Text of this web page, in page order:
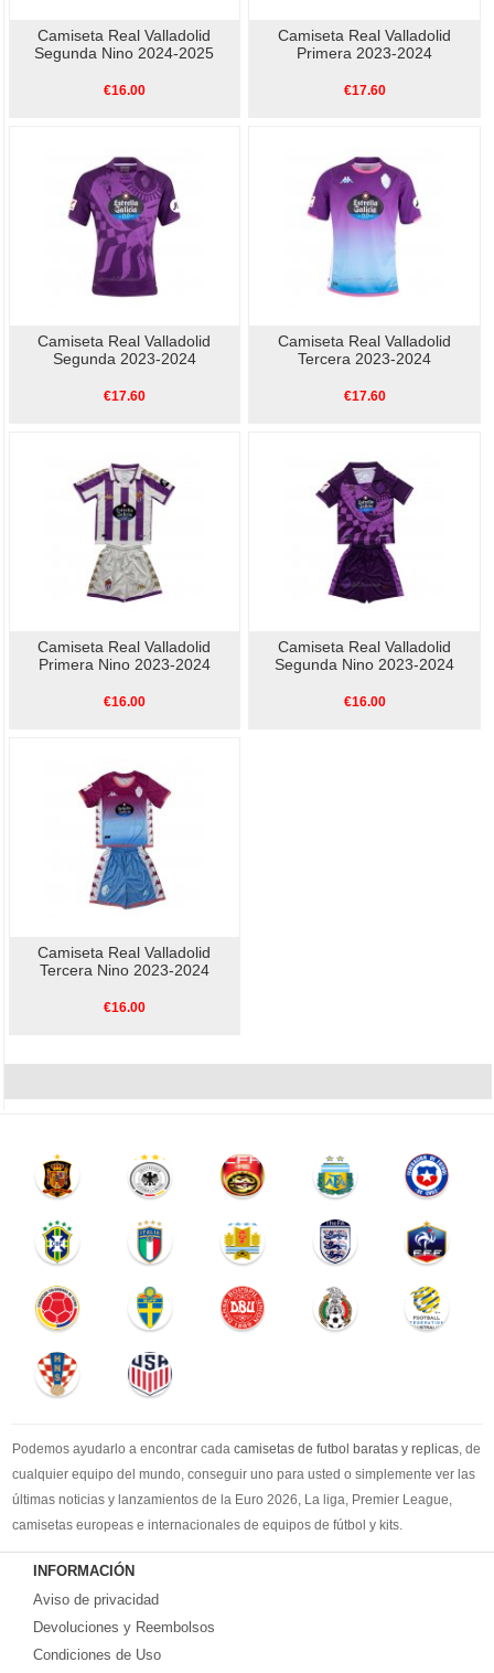
Camiseta Real Valladolid
Segunda Nino 2024-2025
€16.00
Camiseta Real Valladolid
Primera 2023-2024
€17.60
Camiseta Real Valladolid
Segunda 2023-2024
€17.60
Camiseta Real Valladolid
Tercera 2023-2024
€17.60
Camiseta Real Valladolid
Primera Nino 2023-2024
€16.00
Camiseta Real Valladolid
Segunda Nino 2023-2024
€16.00
Camiseta Real Valladolid
Tercera Nino 2023-2024
€16.00
Podemos ayudarlo a encontrar cada camisetas de futbol baratas y replicas, de
cualquier equipo del mundo, conseguir uno para usted o simplemente ver las
últimas noticias y lanzamientos de la Euro 2026, La liga, Premier League,
camisetas europeas e internacionales de equipos de fútbol y kits.
Comprecamisetas de futbol baratasen la tienda deportiva más grande de
Europa. ¡Grandes ofertas en todas las camisetas del club de fútbol, ​​kits
europeos e internacionales, todo a los precios más bajos!
Compre nuestra gran selección de
equipaciones, camisetas y un portero a partir de €17.6. Diseños de fútbol
INFORMACIÓN
Aviso de privacidad
Devoluciones y Reembolsos
Condiciones de Uso